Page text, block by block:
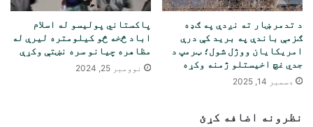
د تدمر ښار ته نږدې په ګډه
ګزمې باندې په برید کې درې
امریکایان ووژل شول؛ ټرمپ د
جدي غچ اخیستلو ژمنه وکړه
دسمبر 14, 2025
پاکستاني پولیسو له اسلام
اباد څخه څو کیلومتره لیرې له
مظاهره چیانو سره نښتې وکړې
نوومبر 25, 2024
نظرونه اضافه کړئ